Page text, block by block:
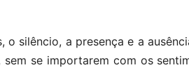
o silêncio, a presença e a
se importarem com os